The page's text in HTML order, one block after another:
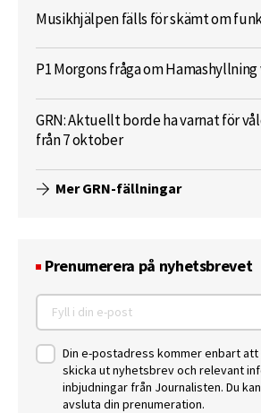
Musikhjälpen fälls för skämt om
P1 Morgons fråga om
GRN: Aktuellt borde ha varnat för
från 7 oktober
Mer GRN-fällningar
Prenumerera på nyhetsbrevet
Din e-postadress kommer enbart
skicka ut nyhetsbrev och relevant
inbjudningar från Journalisten. Du
avsluta din prenumeration.